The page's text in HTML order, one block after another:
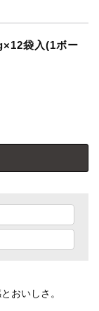
袋入(1ボー
おいしさ。